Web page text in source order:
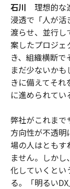
石川 理想的な
浸透で「人が活
渡らせ、並行し
案したプロジェ
き、組織横断
まだ少ないか
きに備えてそ
に進められてい
弊社がこれまで
方向性が不透明
場の人はともす
ません。しか
化していくとい
る。「明るい